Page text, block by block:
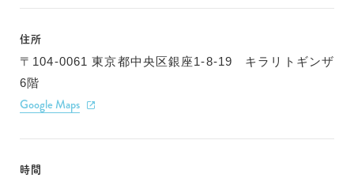
住所
〒104-0061 東京都中央区銀座1-8-19 キラリトギンザ
6階
Google Maps
時間